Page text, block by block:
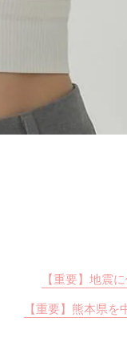
【重要】地震
【重要】熊本県